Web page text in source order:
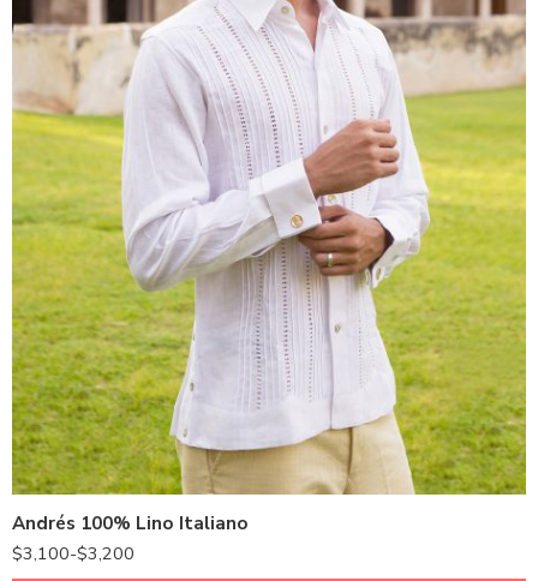
Andrés 100% Lino Italiano
$3,100-$3,200
Azul Rey
Berenjena
Durazno
Lavanda
Morado
Vino
Blanco